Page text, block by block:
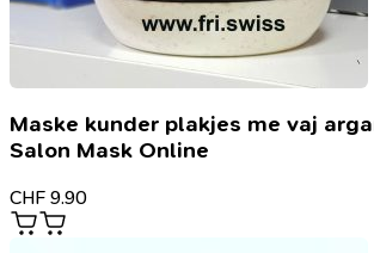
Maske kunder plakjes me vaj
Salon Mask Online
CHF 9.90